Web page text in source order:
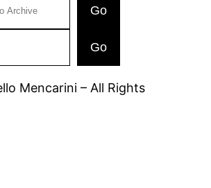
Go
Go
Mencarini – All Rights